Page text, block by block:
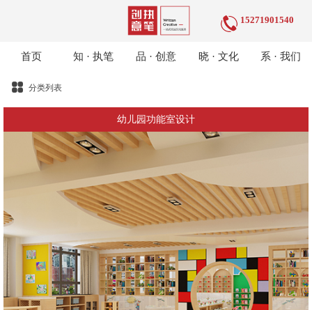
15271901540
首页 知 · 执笔 品 · 创意 晓 · 文化 系 · 我们
分类列表
幼儿园功能室设计